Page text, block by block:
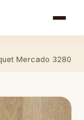
Mercado 3280